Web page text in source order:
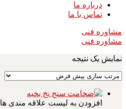
درباره ما
تماس با ما
مشاوره فنی
مشاوره فنی
نمایش یک نتیجه
افزودن به لیست علاقه مندی ها